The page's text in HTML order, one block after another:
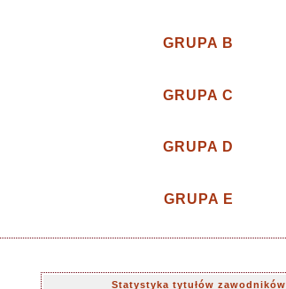
GRUPA B
GRUPA C
GRUPA D
GRUPA E
Statystyka tytułów zawodników